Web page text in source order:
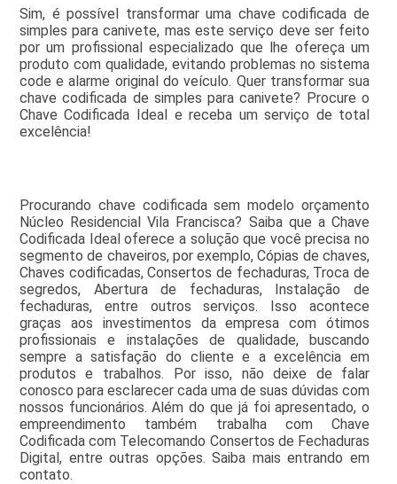
Sim, é possível transformar uma chave codificada de
simples para canivete, mas este serviço deve ser feito
por um profissional especializado que lhe ofereça um
produto com qualidade, evitando problemas no sistema
code e alarme original do veículo. Quer transformar sua
chave codificada de simples para canivete? Procure o
Chave Codificada Ideal e receba um serviço de total
excelência!
Procurando chave codificada sem modelo orçamento
Núcleo Residencial Vila Francisca? Saiba que a Chave
Codificada Ideal oferece a solução que você precisa no
segmento de chaveiros, por exemplo, Cópias de chaves,
Chaves codificadas, Consertos de fechaduras, Troca de
segredos, Abertura de fechaduras, Instalação de
fechaduras, entre outros serviços. Isso acontece
graças aos investimentos da empresa com ótimos
profissionais e instalações de qualidade, buscando
sempre a satisfação do cliente e a excelência em
produtos e trabalhos. Por isso, não deixe de falar
conosco para esclarecer cada uma de suas dúvidas com
nossos funcionários. Além do que já foi apresentado, o
empreendimento também trabalha com Chave
Codificada com Telecomando Consertos de Fechaduras
Digital, entre outras opções. Saiba mais entrando em
contato.